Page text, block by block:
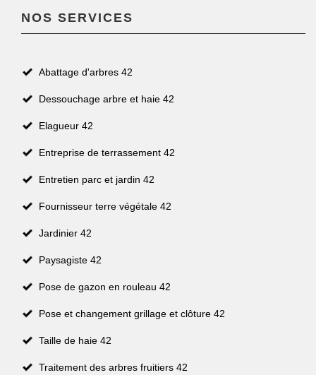
NOS SERVICES
Abattage d'arbres 42
Dessouchage arbre et haie 42
Elagueur 42
Entreprise de terrassement 42
Entretien parc et jardin 42
Fournisseur terre végétale 42
Jardinier 42
Paysagiste 42
Pose de gazon en rouleau 42
Pose et changement grillage et clôture 42
Taille de haie 42
Traitement des arbres fruitiers 42